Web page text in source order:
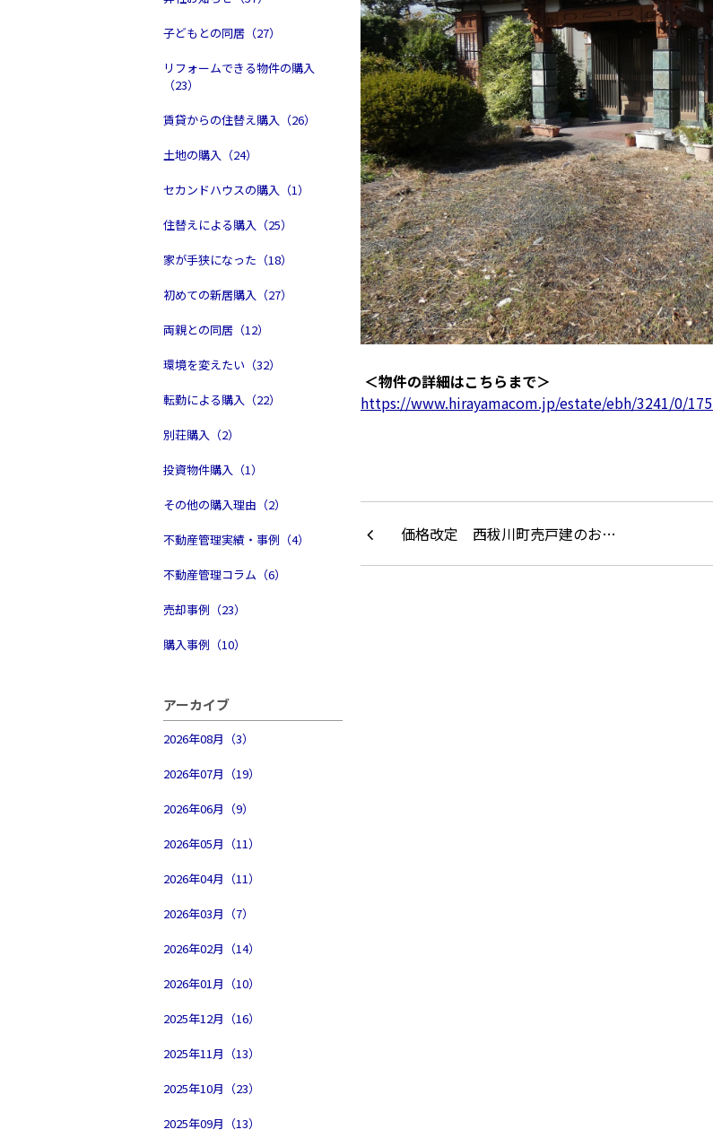
子どもとの同居（27）
リフォームできる物件の購入
（23）
賃貸からの住替え購入（26）
土地の購入（24）
セカンドハウスの購入（1）
住替えによる購入（25）
家が手狭になった（18）
初めての新居購入（27）
両親との同居（12）
環境を変えたい（32）
転勤による購入（22）
別荘購入（2）
投資物件購入（1）
その他の購入理由（2）
不動産管理実績・事例（4）
不動産管理コラム（6）
売却事例（23）
購入事例（10）
アーカイブ
2026年08月（3）
2026年07月（19）
2026年06月（9）
2026年05月（11）
2026年04月（11）
2026年03月（7）
2026年02月（14）
2026年01月（10）
2025年12月（16）
2025年11月（13）
2025年10月（23）
2025年09月（13）
＜物件の詳細はこちらまで＞
https://www.hirayamacom.jp/estate/ebh/3241/0/175
価格改定 西秡川町売戸建のお…